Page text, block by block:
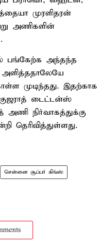
முரளிதரன்
அணிகளின்
பங்கேற்க அந்தந்த
முடிந்தது. இதற்காக
டைட்டன்ஸ்
நிர்வாகத்துக்கு
தெரிவித்துள்ளது.
சென்னை சூப்பர் கிங்ஸ்